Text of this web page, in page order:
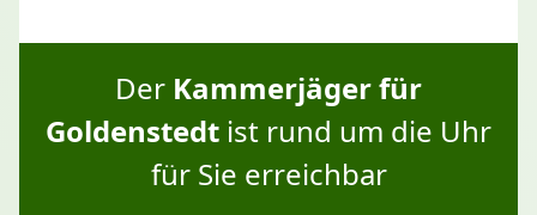
Der Kammerjäger für
Goldenstedt ist rund um die Uhr
für Sie erreichbar